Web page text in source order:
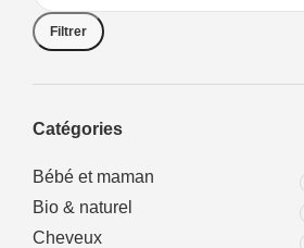
Filtrer
Catégories
Bébé et maman
Bio & naturel
Cheveux